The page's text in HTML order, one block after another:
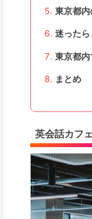
東京都
迷った
東京都
まとめ
英会話カフ